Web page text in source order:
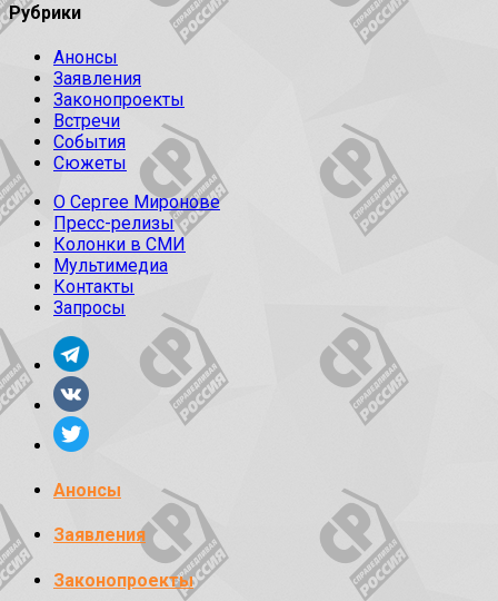
Рубрики
Анонсы
Заявления
Законопроекты
Встречи
События
Сюжеты
О Сергее Миронове
Пресс-релизы
Колонки в СМИ
Мультимедиа
Контакты
Запросы
Анонсы
Заявления
Законопроекты